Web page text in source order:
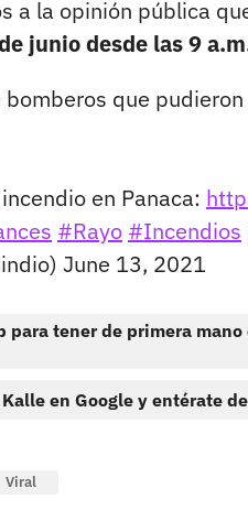
a la opinión pública
junio desde las 9
que
en Panaca:
#Rayo #Incendios
June 13, 2021
para tener de primera
Kalle en Google y entérate
Viral